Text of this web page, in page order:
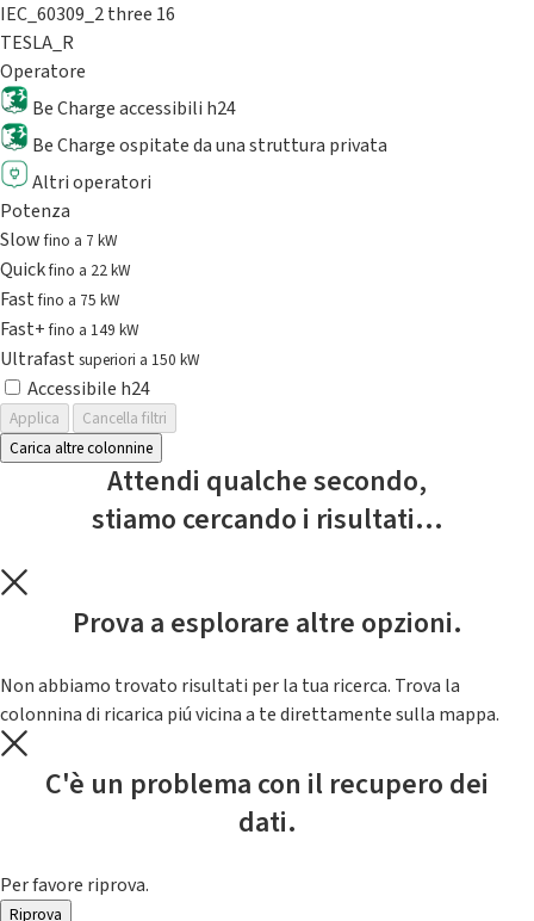
IEC_60309_2 three 16
TESLA_R
Operatore
Be Charge accessibili h24
Be Charge ospitate da una struttura privata
Altri operatori
Potenza
Slowfino a 7 kW
Quickfino a 22 kW
Fastfino a 75 kW
Fast+fino a 149 kW
Ultrafast superiori a 150 kW
Accessibile h24
Applica
Cancella filtri
Carica altre colonnine
Attendi qualche secondo,
stiamo cercando i risultati...
Prova a esplorare altre opzioni.
Non abbiamo trovato risultati per la tua ricerca. Trova la
colonnina di ricarica piú vicina a te direttamente sulla mappa.
C'è un problema con il recupero dei
dati.
Per favore riprova.
Riprova